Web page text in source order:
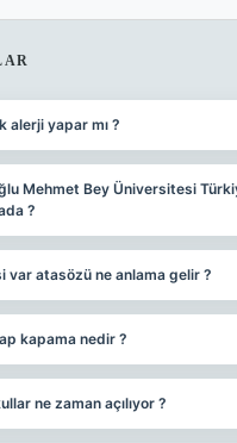
alerji yapar mı ?
Mehmet Bey Üniversitesi
?
var atasözü ne anlama gelir ?
kapama nedir ?
ne zaman açılıyor ?